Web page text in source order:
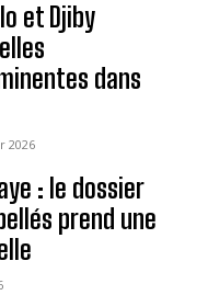
et Djiby
dans
2026
: le dossier
prend une